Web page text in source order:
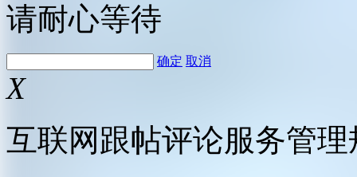
请耐心等待
确定 取消
X
互联网跟帖评论服务管理